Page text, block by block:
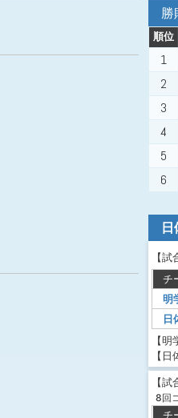
勝
順位
1
2
3
4
5
6
【試
チ
明
日
【明
【日
【試
8回
チ